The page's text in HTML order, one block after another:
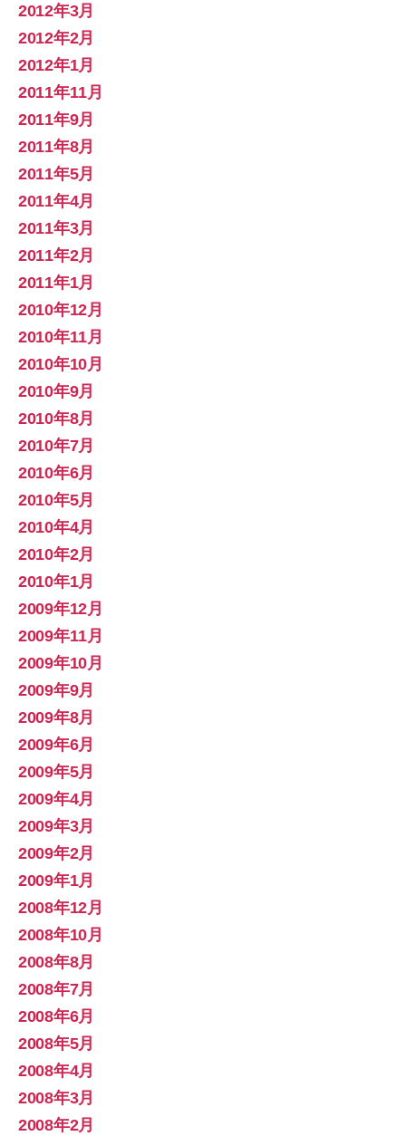
2012年3月
2012年2月
2012年1月
2011年11月
2011年9月
2011年8月
2011年5月
2011年4月
2011年3月
2011年2月
2011年1月
2010年12月
2010年11月
2010年10月
2010年9月
2010年8月
2010年7月
2010年6月
2010年5月
2010年4月
2010年2月
2010年1月
2009年12月
2009年11月
2009年10月
2009年9月
2009年8月
2009年6月
2009年5月
2009年4月
2009年3月
2009年2月
2009年1月
2008年12月
2008年10月
2008年8月
2008年7月
2008年6月
2008年5月
2008年4月
2008年3月
2008年2月